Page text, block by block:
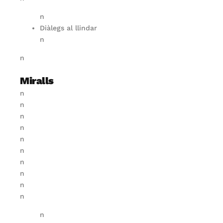
n
Diàlegs al llindar
n
n
Miralls
n
n
n
n
n
n
n
n
n
n
n